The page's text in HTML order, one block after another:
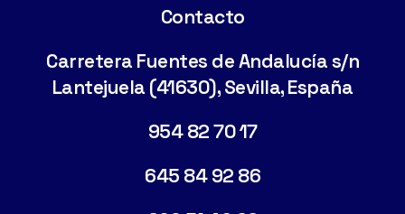
Contacto
Carretera Fuentes de Andalucía s/n
Lantejuela (41630), Sevilla, España
954 82 70 17
645 84 92 86